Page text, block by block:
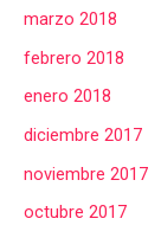
marzo 2018
febrero 2018
enero 2018
diciembre 2017
noviembre 2017
octubre 2017